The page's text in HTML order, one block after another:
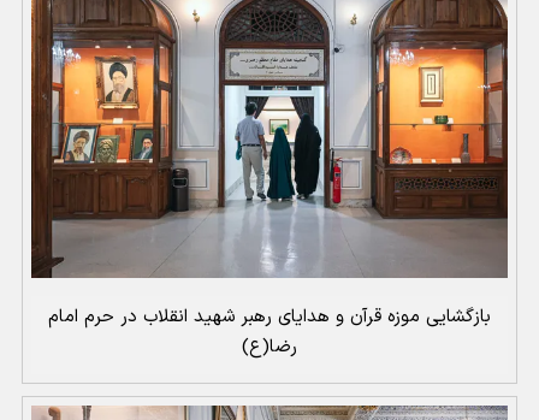
بازگشایی موزه قرآن و هدایای رهبر شهید انقلاب در حرم امام
رضا(ع)